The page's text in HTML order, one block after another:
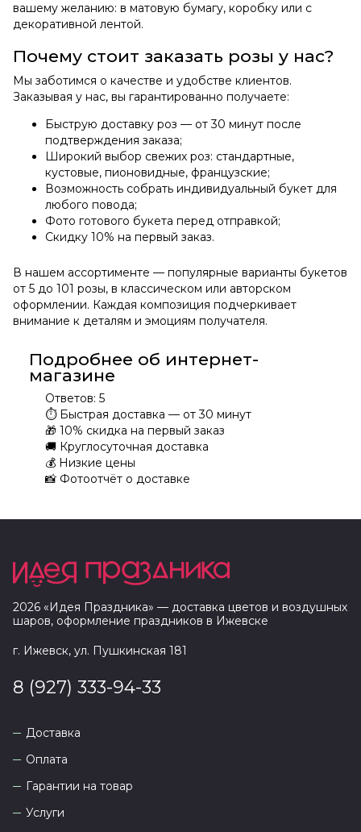
вашему желанию: в матовую бумагу, коробку или с
декоративной лентой.
Почему стоит заказать розы у нас?
Мы заботимся о качестве и удобстве клиентов.
Заказывая у нас, вы гарантированно получаете:
Быструю доставку роз — от 30 минут после
подтверждения заказа;
Широкий выбор свежих роз: стандартные,
кустовые, пионовидные, французские;
Возможность собрать индивидуальный букет для
любого повода;
Фото готового букета перед отправкой;
Скидку 10% на первый заказ.
В нашем ассортименте — популярные варианты букетов
от 5 до 101 розы, в классическом или авторском
оформлении. Каждая композиция подчеркивает
внимание к деталям и эмоциям получателя.
Подробнее об интернет-
магазине
Ответов: 5
⏱ Быстрая доставка — от 30 минут
🎁 10% скидка на первый заказ
🚚 Круглосуточная доставка
💰 Низкие цены
📸 Фотоотчёт о доставке
2026 «Идея Праздника» — доставка цветов и воздушных
шаров, оформление праздников в Ижевске
г. Ижевск, ул. Пушкинская 181
8 (927) 333-94-33
Доставка
Оплата
Гарантии на товар
Услуги